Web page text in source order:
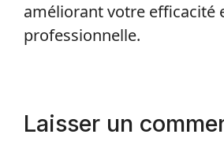
améliorant votre efficacité
professionnelle.
Laisser un